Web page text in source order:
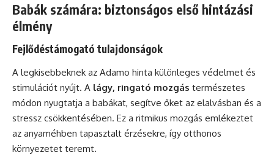
Babák számára: biztonságos első hintázási
élmény
Fejlődéstámogató tulajdonságok
A legkisebbeknek az Adamo hinta különleges védelmet és
stimulációt nyújt. A lágy, ringató mozgás természetes
módon nyugtatja a babákat, segítve őket az elalvásban és a
stressz csökkentésében. Ez a ritmikus mozgás emlékeztet
az anyaméhben tapasztalt érzésekre, így otthonos
környezetet teremt.